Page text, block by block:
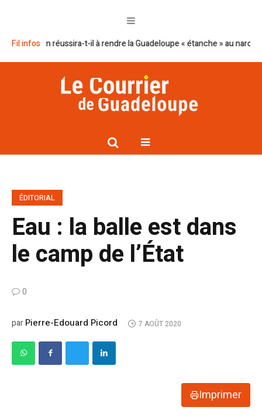
Fil infosréussira-t-il à rendre la Guadeloupe « étanche » au narcotrafic ?
ÉDITORIAL
Eau : la balle est dans
le camp de l’État
0
parPierre-Edouard Picord 7 AOÛT 2020
Imprimer